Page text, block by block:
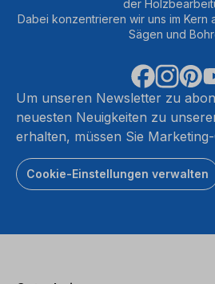
der
Dabei konzentrieren wir uns im Kern
Sägen und
Um unseren Newsletter zu
neuesten Neuigkeiten zu
erhalten, müssen Sie
Cookie-Einstellungen verwalten